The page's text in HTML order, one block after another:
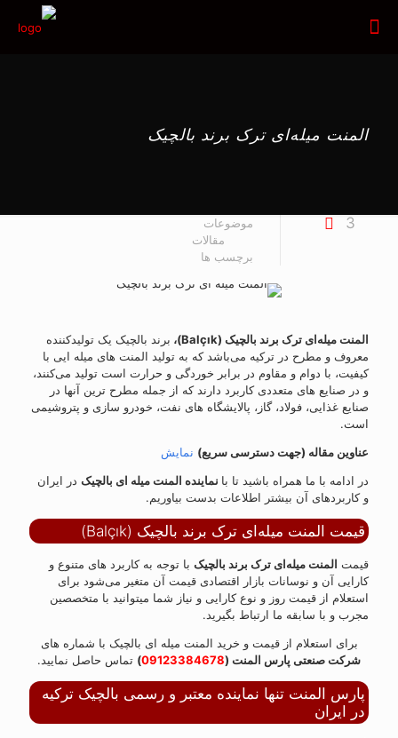
المنت میله‌ای ترک برند بالچیک
3
موضوعات
مقالات
برچسب ها
المنت میله‌ای ترک برند بالچیک (Balçık)،
برند بالچیک یک تولیدکننده
معروف و مطرح در ترکیه می‌باشد که به تولید المنت های میله ایی با
کیفیت، با دوام و مقاوم در برابر خوردگی و حرارت است تولید می‌کنند،
و در صنایع های متعددی کاربرد دارند که از جمله مطرح ترین آنها در
صنایع غذایی، فولاد، گاز، پالایشگاه های نفت، خودرو سازی و پتروشیمی
است.
عناوین مقاله (جهت دسترسی سریع) نمایش
در ادامه با ما همراه باشید تا با نماینده المنت میله ای بالچیک در ایران
و کاربردهای آن بیشتر اطلاعات بدست بیاوریم.
قیمت المنت میله‌ای ترک برند بالچیک (Balçık)
قیمت المنت میله‌ای ترک برند بالچیک با توجه به کاربرد های متنوع و
کارایی آن و نوسانات بازار اقتصادی قیمت آن متغیر می‌شود برای
استعلام از قیمت روز و نوع کارایی و نیاز شما میتوانید با متخصصین
مجرب و با سابقه ما ارتباط بگیرید.
برای استعلام از قیمت و خرید المنت میله ای بالچیک با شماره های
شرکت صنعتی پارس المنت (09123384678
) تماس حاصل نمایید.
پارس المنت تنها نماینده معتبر و رسمی بالچیک ترکیه
در ایران